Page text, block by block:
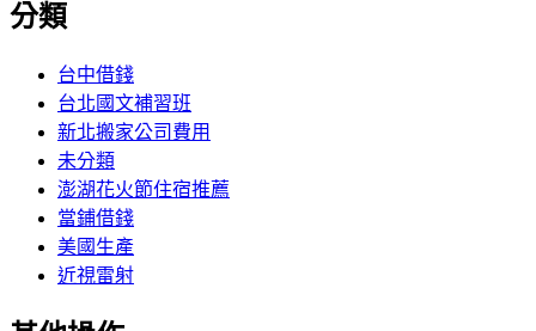
分類
台中借錢
台北國文補習班
新北搬家公司費用
未分類
澎湖花火節住宿推薦
當鋪借錢
美國生產
近視雷射